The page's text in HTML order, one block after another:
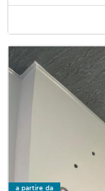
a partire da